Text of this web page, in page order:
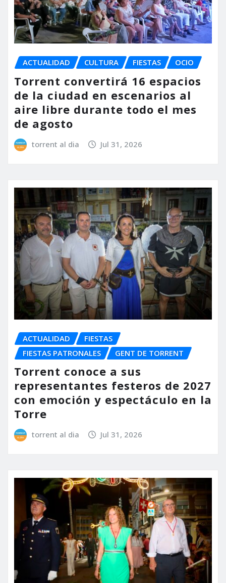
ACTUALIDAD CULTURA FIESTAS OCIO
Torrent convertirá 16 espacios
de la ciudad en escenarios al
aire libre durante todo el mes
de agosto
torrent al dia Jul 31, 2026
ACTUALIDAD
FIESTAS
FIESTAS PATRONALES
GENT DE TORRENT
Torrent conoce a sus
representantes festeros de 2027
con emoción y espectáculo en la
Torre
torrent al dia Jul 31, 2026